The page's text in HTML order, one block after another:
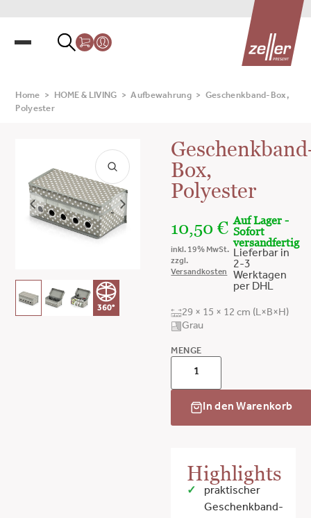
Home > HOME & LIVING > Aufbewahrung >
Geschenkband-Box,
Polyester
360°
Box,
Polyester
10,50€
inkl. 19% MwSt.
zzgl.
Versandkosten
Auf Lager -
Sofort
versandfertig
Lieferbar in
2-3
Werktagen
per DHL
29 × 15 × 12 cm (L×B×H)
Grau
MENGE
In den Warenkorb
Highlights
praktischer
Geschenkband-